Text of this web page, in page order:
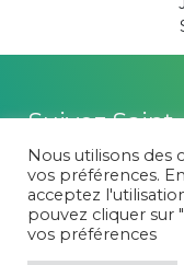
Suivez
Plan du site
Nous utilisons des
vos préférences.
acceptez
pouvez cliquer sur
vos préférences